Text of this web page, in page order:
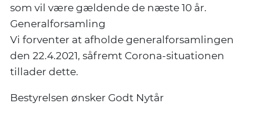
som vil være gældende de næste 10 år.
Generalforsamling
Vi forventer at afholde generalforsamlingen
den 22.4.2021, såfremt Corona-situationen
tillader dette.
Bestyrelsen ønsker Godt Nytår